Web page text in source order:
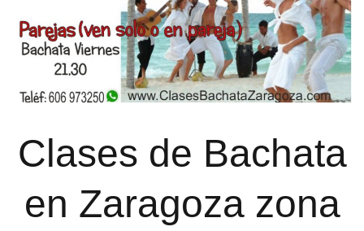
Clases de Bachata
en Zaragoza zona